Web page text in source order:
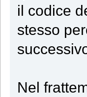
il codice
stesso
Nel